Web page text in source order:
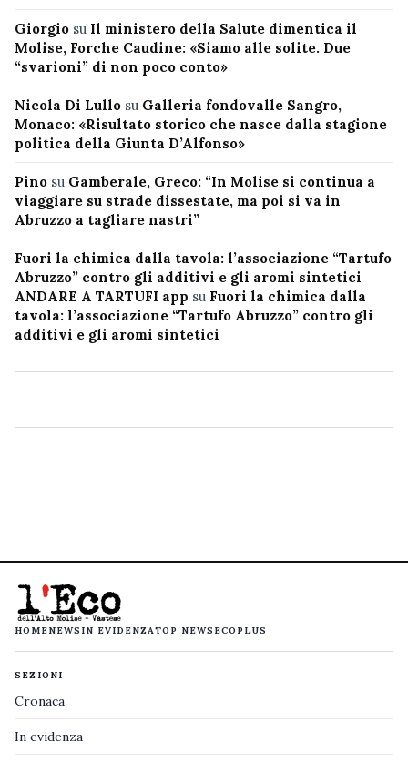
Giorgio su Il ministero della Salute dimentica il
Molise, Forche Caudine: «Siamo alle solite. Due
“svarioni” di non poco conto»
Nicola Di Lullo su Galleria fondovalle Sangro,
Monaco: «Risultato storico che nasce dalla stagione
politica della Giunta D’Alfonso»
Pino su Gamberale, Greco: “In Molise si continua a
viaggiare su strade dissestate, ma poi si va in
Abruzzo a tagliare nastri”
Fuori la chimica dalla tavola: l’associazione “Tartufo
Abruzzo” contro gli additivi e gli aromi sintetici
ANDARE A TARTUFI app su Fuori la chimica dalla
tavola: l’associazione “Tartufo Abruzzo” contro gli
additivi e gli aromi sintetici
HOMENEWS IN EVIDENZATOP NEWS ECOPLUS
SEZIONI
Cronaca
In evidenza